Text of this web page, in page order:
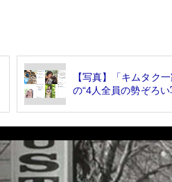
【写真】「キムタク一
の“4人全員の勢ぞろい